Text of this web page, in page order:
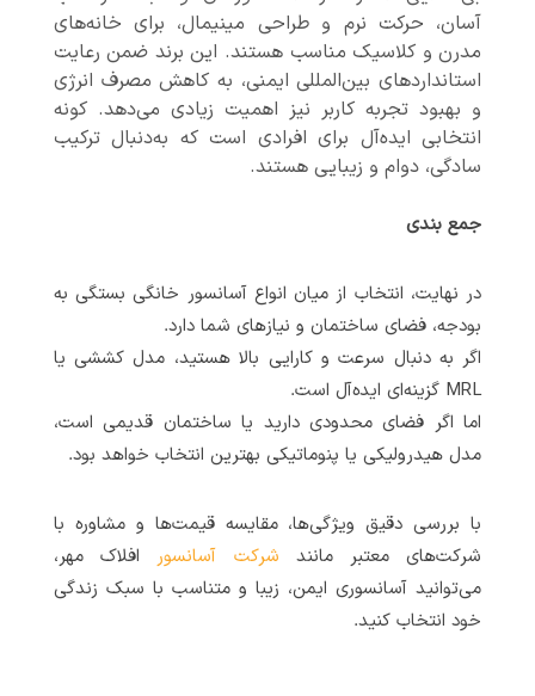
آسان، حرکت نرم و طراحی مینیمال، برای خانه‌های
مدرن و کلاسیک مناسب هستند. این برند ضمن رعایت
استانداردهای بین‌المللی ایمنی، به کاهش مصرف انرژی
و بهبود تجربه کاربر نیز اهمیت زیادی می‌دهد. کونه
انتخابی ایده‌آل برای افرادی است که به‌دنبال ترکیب
سادگی، دوام و زیبایی هستند.
جمع بندی
در نهایت، انتخاب از میان انواع آسانسور خانگی بستگی به
بودجه، فضای ساختمان و نیازهای شما دارد.
اگر به دنبال سرعت و کارایی بالا هستید، مدل کششی یا
MRL گزینه‌ای ایده‌آل است.
اما اگر فضای محدودی دارید یا ساختمان قدیمی است،
مدل هیدرولیکی یا پنوماتیکی بهترین انتخاب خواهد بود.
با بررسی دقیق ویژگی‌ها، مقایسه قیمت‌ها و مشاوره با
شرکت‌های معتبر مانند شرکت آسانسور افلاک مهر،
می‌توانید آسانسوری ایمن، زیبا و متناسب با سبک زندگی
خود انتخاب کنید.